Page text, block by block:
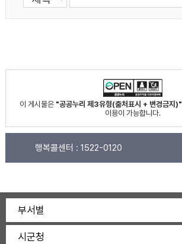
이 게시물은 "공공누리 제3유형(출처표시 + 변경금지)"
이용이 가능합니다.
행복콜센터 : 1522-0120
부서별
시군청